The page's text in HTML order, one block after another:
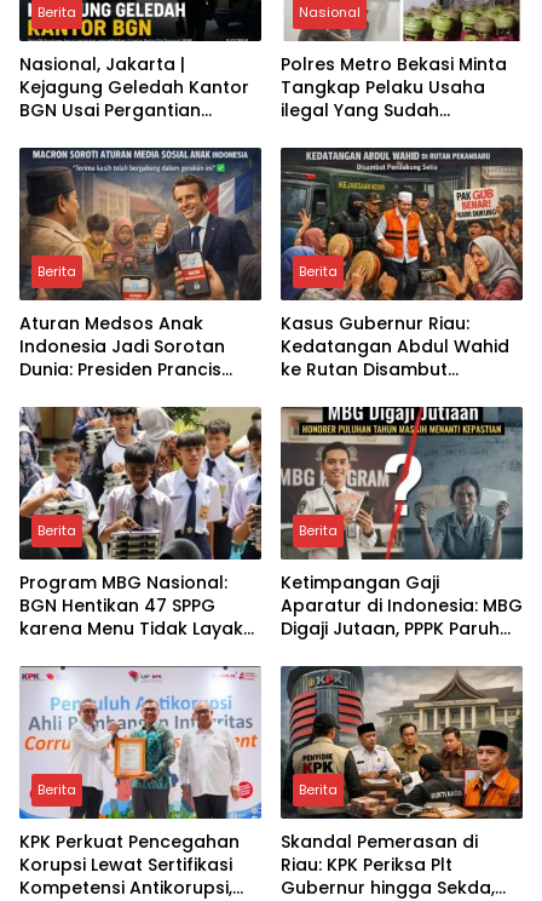
Berita
Nasional, Jakarta |
Kejagung Geledah Kantor
BGN Usai Pergantian
bagi Program Makan
Bergizi Gratis?
Nasional
Polres Metro Bekasi Minta
Tangkap Pelaku Usaha
ilegal Yang Sudah
Wartawan Sedang
Bertugas
Berita
Aturan Medsos Anak
Indonesia Jadi Sorotan
Dunia: Presiden Prancis
Ucapkan Terima Kasih,
Apa Dampaknya bagi
Generasi Digital?
Berita
Kasus Gubernur Riau:
Kedatangan Abdul Wahid
ke Rutan Disambut
Pendukung, Simbol
Loyalitas atau Awal Babak
Baru Kasus?
Berita
Program MBG Nasional:
BGN Hentikan 47 SPPG
karena Menu Tidak Layak
Pengawasan Ke Depan?
Berita
Ketimpangan Gaji
Aparatur di Indonesia: MBG
Digaji Jutaan, PPPK Paruh
Menunggu, Di Mana
Keadilannya?
Berita
KPK Perkuat Pencegahan
Korupsi Lewat Sertifikasi
Kompetensi Antikorupsi,
Berita
Skandal Pemerasan di
Riau: KPK Periksa Plt
Gubernur hingga Sekda,